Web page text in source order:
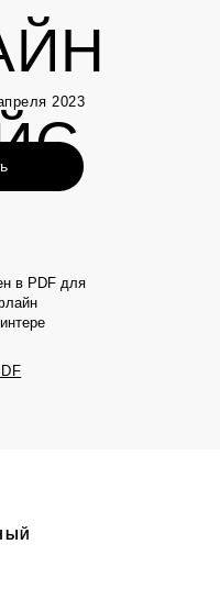
2023
в PDF для